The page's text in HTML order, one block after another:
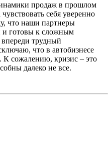
продаж в прошлом
себя уверенно
что наши партнеры
и готовы к сложным
трудный
что в автобизнесе
К сожалению, кризис – это
далеко не все.